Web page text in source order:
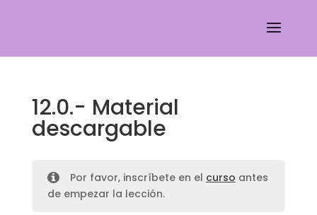
12.0.- Material
descargable
Por favor, inscríbete en el curso antes
de empezar la lección.